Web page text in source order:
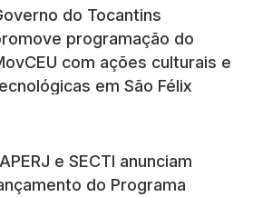
do Tocantins
programação do
com ações culturais e
em São Félix
e SECTI anunciam
do Programa